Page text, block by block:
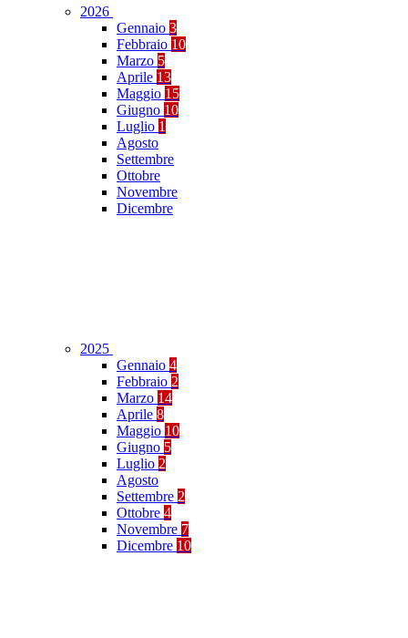
2026
Gennaio 3
Febbraio 10
Marzo 5
Aprile 13
Maggio 15
Giugno 10
Luglio 1
Agosto
Settembre
Ottobre
Novembre
Dicembre
2025
Gennaio 4
Febbraio 2
Marzo 14
Aprile 8
Maggio 10
Giugno 5
Luglio 2
Agosto
Settembre 2
Ottobre 4
Novembre 7
Dicembre 10